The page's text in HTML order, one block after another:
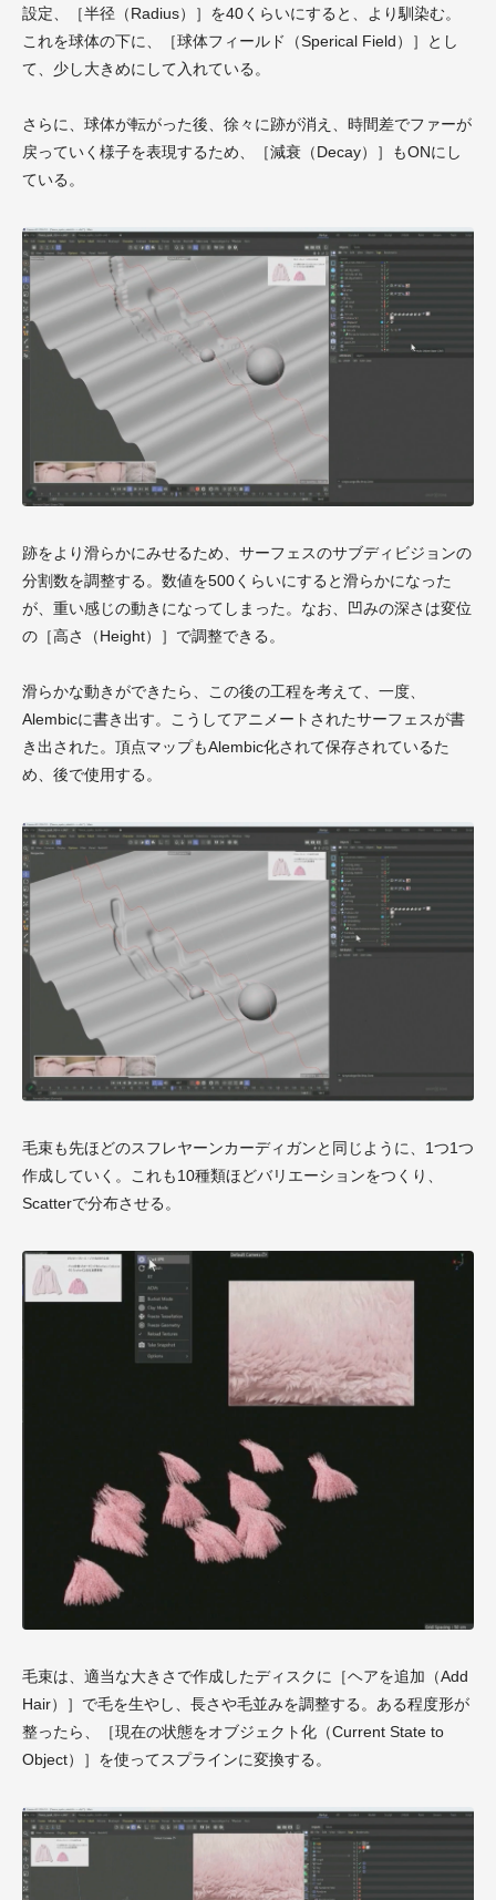
設定、［半径（Radius）］を40くらいにすると、より馴染む。
これを球体の下に、［球体フィールド（Sperical Field）］とし
て、少し大きめにして入れている。
さらに、球体が転がった後、徐々に跡が消え、時間差でファーが
戻っていく様子を表現するため、［減衰（Decay）］もONにし
ている。
跡をより滑らかにみせるため、サーフェスのサブディビジョンの
分割数を調整する。数値を500くらいにすると滑らかになった
が、重い感じの動きになってしまった。なお、凹みの深さは変位
の［高さ（Height）］で調整できる。
滑らかな動きができたら、この後の工程を考えて、一度、
Alembicに書き出す。こうしてアニメートされたサーフェスが書
き出された。頂点マップもAlembic化されて保存されているた
め、後で使用する。
毛束も先ほどのスフレヤーンカーディガンと同じように、1つ1つ
作成していく。これも10種類ほどバリエーションをつくり、
Scatterで分布させる。
毛束は、適当な大きさで作成したディスクに［ヘアを追加（Add
Hair）］で毛を生やし、長さや毛並みを調整する。ある程度形が
整ったら、［現在の状態をオブジェクト化（Current State to
Object）］を使ってスプラインに変換する。